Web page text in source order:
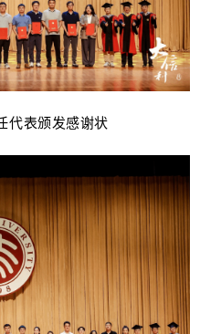
代表颁发感谢状